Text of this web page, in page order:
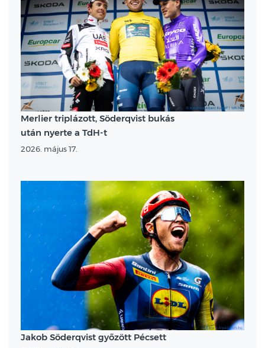
Merlier triplázott, Söderqvist bukás
után nyerte a TdH-t
2026. május 17.
Jakob Söderqvist győzött Pécsett